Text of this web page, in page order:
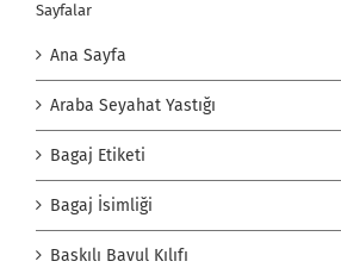
Sayfalar
Ana Sayfa
Araba Seyahat Yastığı
Bagaj Etiketi
Bagaj İsimliği
Baskılı Bavul Kılıfı